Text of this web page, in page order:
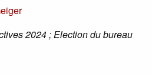
2024 ; Election du bureau